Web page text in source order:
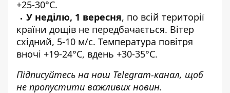
+25-30°C.
У неділю, 1 вересня, по всій території
країни дощів не передбачається. Вітер
східний, 5-10 м/с. Температура повітря
вночі +19-24°C, вдень +30-35°C.
Підписуйтесь на наш Telegram-канал, щоб
не пропустити важливих новин.